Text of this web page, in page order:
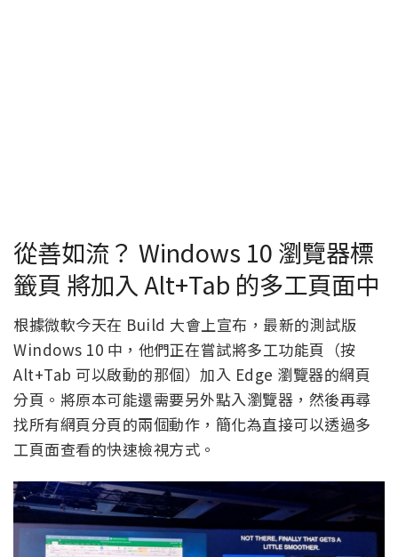
從善如流？ Windows 10 瀏覽器標
籤頁 將加入 Alt+Tab 的多工頁面中
根據微軟今天在 Build 大會上宣布，最新的測試版
Windows 10 中，他們正在嘗試將多工功能頁（按
Alt+Tab 可以啟動的那個）加入 Edge 瀏覽器的網頁
分頁。將原本可能還需要另外點入瀏覽器，然後再尋
找所有網頁分頁的兩個動作，簡化為直接可以透過多
工頁面查看的快速檢視方式。